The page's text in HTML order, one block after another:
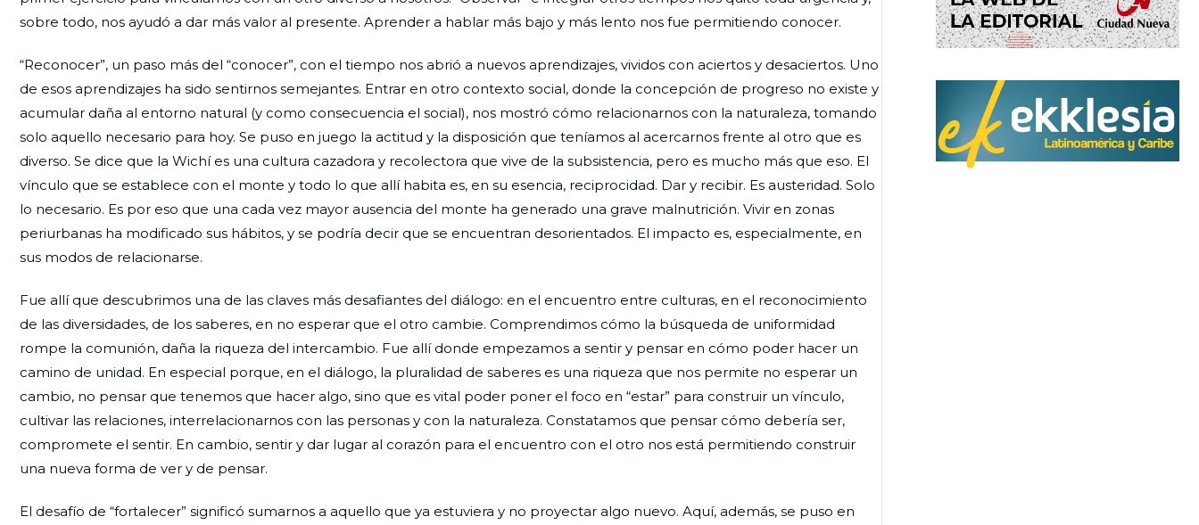
sobre todo, nos ayudó a dar más valor al presente. Aprender a hablar más bajo y más lento nos fue permitiendo conocer.
“Reconocer”, un paso más del “conocer”, con el tiempo nos abrió a nuevos aprendizajes, vividos con aciertos y desaciertos. Uno
de esos aprendizajes ha sido sentirnos semejantes. Entrar en otro contexto social, donde la concepción de progreso no existe y
acumular daña al entorno natural (y como consecuencia el social), nos mostró cómo relacionarnos con la naturaleza, tomando
solo aquello necesario para hoy. Se puso en juego la actitud y la disposición que teníamos al acercarnos frente al otro que es
diverso. Se dice que la Wichí es una cultura cazadora y recolectora que vive de la subsistencia, pero es mucho más que eso. El
vínculo que se establece con el monte y todo lo que allí habita es, en su esencia, reciprocidad. Dar y recibir. Es austeridad. Solo
lo necesario. Es por eso que una cada vez mayor ausencia del monte ha generado una grave malnutrición. Vivir en zonas
periurbanas ha modificado sus hábitos, y se podría decir que se encuentran desorientados. El impacto es, especialmente, en
sus modos de relacionarse.
Fue allí que descubrimos una de las claves más desafiantes del diálogo: en el encuentro entre culturas, en el reconocimiento
de las diversidades, de los saberes, en no esperar que el otro cambie. Comprendimos cómo la búsqueda de uniformidad
rompe la comunión, daña la riqueza del intercambio. Fue allí donde empezamos a sentir y pensar en cómo poder hacer un
camino de unidad. En especial porque, en el diálogo, la pluralidad de saberes es una riqueza que nos permite no esperar un
cambio, no pensar que tenemos que hacer algo, sino que es vital poder poner el foco en “estar” para construir un vínculo,
cultivar las relaciones, interrelacionarnos con las personas y con la naturaleza. Constatamos que pensar cómo debería ser,
compromete el sentir. En cambio, sentir y dar lugar al corazón para el encuentro con el otro nos está permitiendo construir
una nueva forma de ver y de pensar.
El desafío de “fortalecer” significó sumarnos a aquello que ya estuviera y no proyectar algo nuevo. Aquí, además, se puso en